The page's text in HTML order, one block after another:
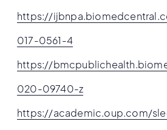
https://
017-0561-4
https://
020-09740-z
https://academic.oup.com/